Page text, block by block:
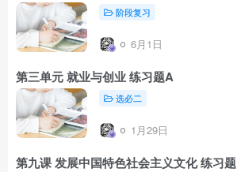
阶段复习
6月1日
第三单元 就业与创业 练习题A
选必二
1月29日
第九课 发展中国特色社会主义文化 练习题